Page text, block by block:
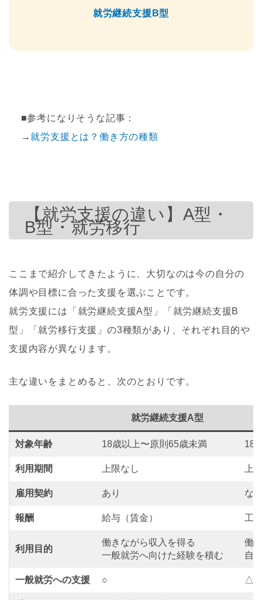
就労継続支援B型
■参考になりそうな記事：
→ 就労支援とは？働き方の種類
【就労支援の違い】A型・
B型・就労移行
ここまで紹介してきたように、大切なのは今の自分の
体調や目標に合った支援を選ぶことです。
就労支援には「就労継続支援A型」「就労継続支援B
型」「就労移行支援」の3種類があり、それぞれ目的や
支援内容が異なります。
主な違いをまとめると、次のとおりです。
就労継続支援A型
対象年齢 18歳以上〜原則65歳未満 18
利用期間 上限なし 上
雇用契約 あり な
報酬 給与（賃金） 工
利用目的
働きながら収入を得る
一般就労へ向けた経験を積む
働
自
一般就労への支援 ○ △